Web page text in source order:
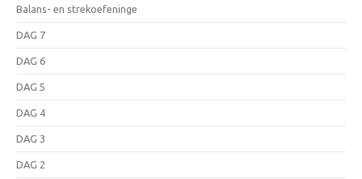
Balans- en strekoefeninge
DAG 7
DAG 6
DAG 5
DAG 4
DAG 3
DAG 2